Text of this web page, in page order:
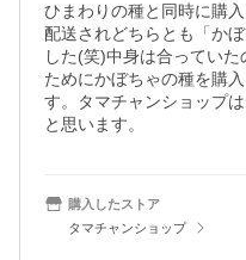
ひまわりの種と同時に購
配送されどちらとも「か
した(笑)中身は合ってい
ためにかぼちゃの種を購
す。タマチャンショップ
と思います。
購入したストア
タマチャンショップ